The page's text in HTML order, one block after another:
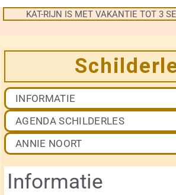
KAT-RIJN IS MET VAKANTIE TOT 3
INFORMATIE
AGENDA SCHILDERLES
ANNIE NOORT
Informatie